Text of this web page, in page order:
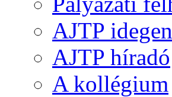
AJTP
AJTP híradó
A kollégium